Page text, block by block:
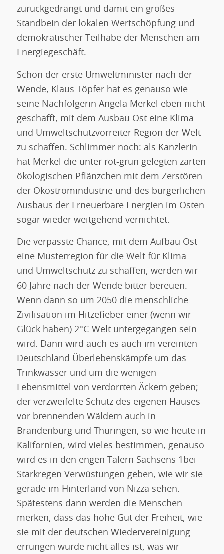
zurückgedrängt und damit ein großes
Standbein der lokalen Wertschöpfung und
demokratischer Teilhabe der Menschen am
Energiegeschäft.
Schon der erste Umweltminister nach der
Wende, Klaus Töpfer hat es genauso wie
seine Nachfolgerin Angela Merkel eben nicht
geschafft, mit dem Ausbau Ost eine Klima-
und Umweltschutzvorreiter Region der Welt
zu schaffen. Schlimmer noch: als Kanzlerin
hat Merkel die unter rot-grün gelegten zarten
ökologischen Pflänzchen mit dem Zerstören
der Ökostromindustrie und des bürgerlichen
Ausbaus der Erneuerbare Energien im Osten
sogar wieder weitgehend vernichtet.
Die verpasste Chance, mit dem Aufbau Ost
eine Musterregion für die Welt für Klima-
und Umweltschutz zu schaffen, werden wir
60 Jahre nach der Wende bitter bereuen.
Wenn dann so um 2050 die menschliche
Zivilisation im Hitzefieber einer (wenn wir
Glück haben) 2°C-Welt untergegangen sein
wird. Dann wird auch es auch im vereinten
Deutschland Überlebenskämpfe um das
Trinkwasser und um die wenigen
Lebensmittel von verdorrten Äckern geben;
der verzweifelte Schutz des eigenen Hauses
vor brennenden Wäldern auch in
Brandenburg und Thüringen, so wie heute in
Kalifornien, wird vieles bestimmen, genauso
wird es in den engen Tälern Sachsens 1bei
Starkregen Verwüstungen geben, wie wir sie
gerade im Hinterland von Nizza sehen.
Spätestens dann werden die Menschen
merken, dass das hohe Gut der Freiheit, wie
sie mit der deutschen Wiedervereinigung
errungen wurde nicht alles ist, was wir